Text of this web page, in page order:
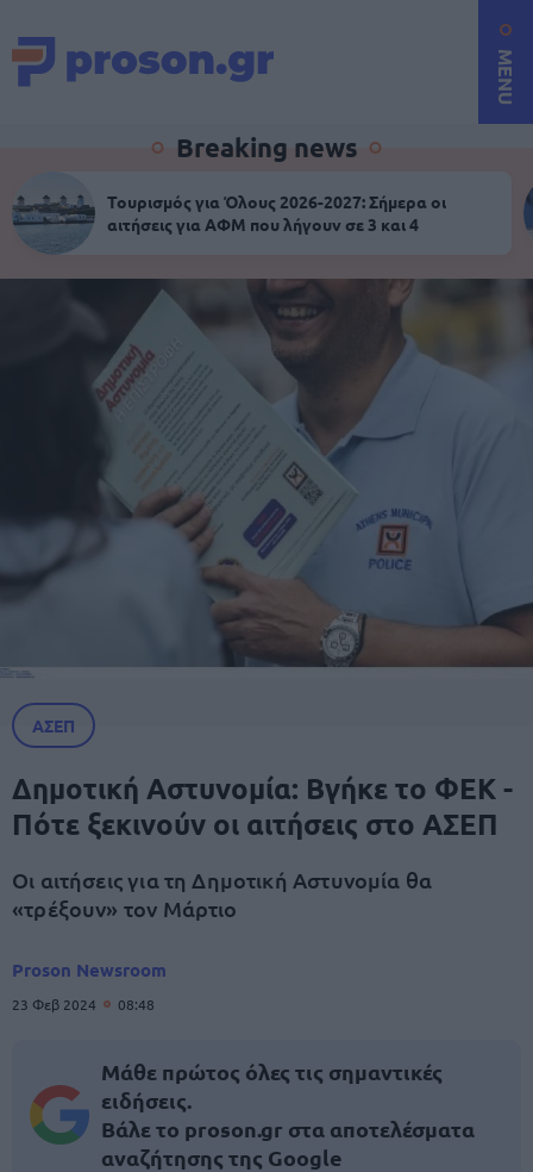
MENU
Breaking news
Τουρισμός για Όλους 2026-2027: Σήμερα οι
αιτήσεις για ΑΦΜ που λήγουν σε 3 και 4
ΑΣΕΠ
Δημοτική Αστυνομία: Βγήκε το ΦΕΚ -
Πότε ξεκινούν οι αιτήσεις στο ΑΣΕΠ
Οι αιτήσεις για τη Δημοτική Αστυνομία θα
«τρέξουν» τον Μάρτιο
Proson Newsroom
23 Φεβ 2024 08:48
Μάθε πρώτος όλες τις σημαντικές
ειδήσεις.
Βάλε το proson.gr στα αποτελέσματα
αναζήτησης της Google